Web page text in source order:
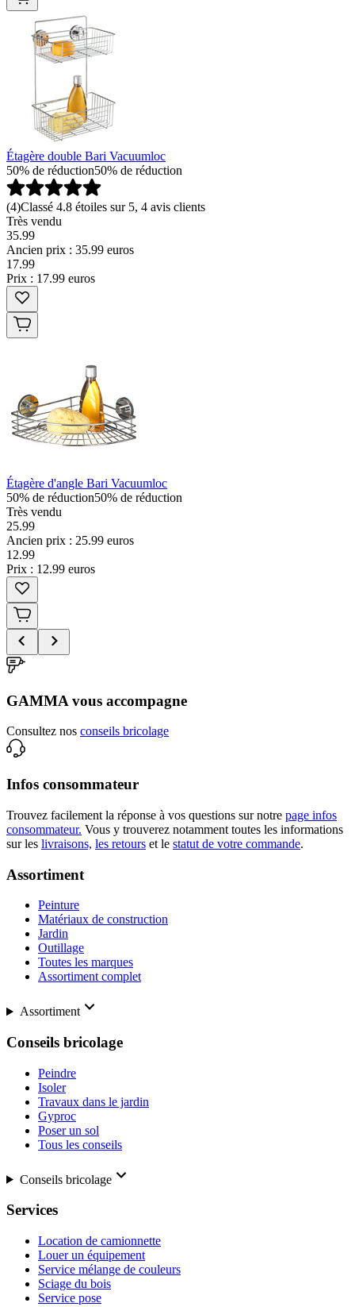
Étagère double Bari Vacuumloc
50% de réduction50% de réduction
(4)Classé 4.8 étoiles sur 5, 4 avis clients
Très vendu
35.99
Ancien prix : 35.99 euros
17.99
Prix : 17.99 euros
Étagère d'angle Bari Vacuumloc
50% de réduction50% de réduction
Très vendu
25.99
Ancien prix : 25.99 euros
12.99
Prix : 12.99 euros
GAMMA vous accompagne
Consultez nos conseils bricolage
Infos consommateur
Trouvez facilement la réponse à vos questions sur notre page infos
consommateur. Vous y trouverez notamment toutes les informations
sur les livraisons, les retours et le statut de votre commande.
Assortiment
Peinture
Matériaux de construction
Jardin
Outillage
Toutes les marques
Assortiment complet
Assortiment
Conseils bricolage
Peindre
Isoler
Travaux dans le jardin
Gyproc
Poser un sol
Tous les conseils
Conseils bricolage
Services
Location de camionnette
Louer un équipement
Service mélange de couleurs
Sciage du bois
Service pose